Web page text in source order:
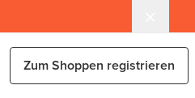
Zum Shoppen registrieren